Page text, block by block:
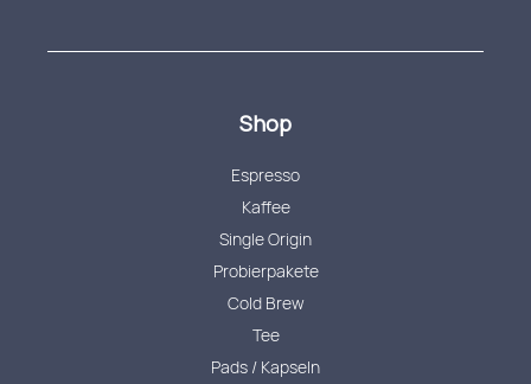
Shop
Espresso
Kaffee
Single Origin
Probierpakete
Cold Brew
Tee
Pads / Kapseln